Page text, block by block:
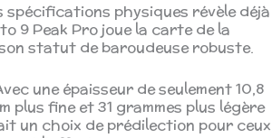
spécifications physiques révèle déjà
9 Peak Pro joue la carte de la
statut de baroudeuse robuste.
une épaisseur de seulement 10,8
plus fine et 31 grammes plus légère
un choix de prédilection pour ceux